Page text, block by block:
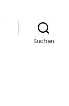
Suchen